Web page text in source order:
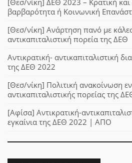
[Θεσ/νίκη] ΔΕΘ 2023 – Κρατική και
βαρβαρότητα ή Κοινωνική
[Θεσ/νίκη] Ανάρτηση πανό με
αντικαπιταλιστική πορεία της ΔΕΘ
Αντικρατική- αντικαπιταλιστική
της ΔΕΘ 2022
[Θεσ/νίκη] Πολιτική ανακοίνωση
αντικαπιταλιστικής πορείας της
[Αφίσα] Αντικρατική-
εγκαίνια της ΔΕΘ 2022 | ΑΠΟ